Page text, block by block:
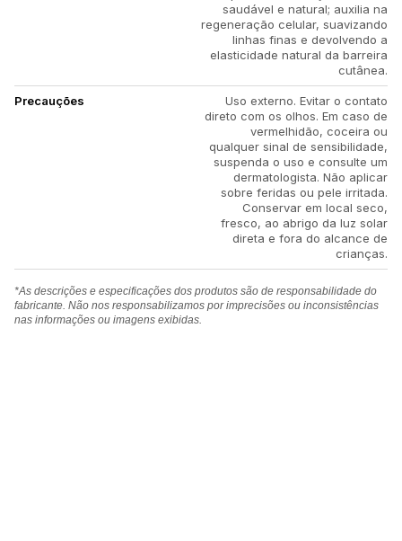
saudável e natural; auxilia na
regeneração celular, suavizando
linhas finas e devolvendo a
elasticidade natural da barreira
cutânea.
Precauções
Uso externo. Evitar o contato
direto com os olhos. Em caso de
vermelhidão, coceira ou
qualquer sinal de sensibilidade,
suspenda o uso e consulte um
dermatologista. Não aplicar
sobre feridas ou pele irritada.
Conservar em local seco,
fresco, ao abrigo da luz solar
direta e fora do alcance de
crianças.
*As descrições e especificações dos produtos são de responsabilidade do
fabricante. Não nos responsabilizamos por imprecisões ou inconsistências
nas informações ou imagens exibidas.